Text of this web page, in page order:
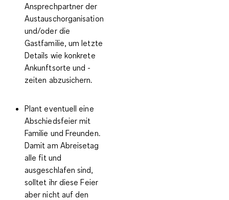
Ansprechpartner der
Austauschorganisation
und/oder die
Gastfamilie, um letzte
Details wie konkrete
Ankunftsorte und -
zeiten abzusichern.
Plant eventuell eine
Abschiedsfeier mit
Familie und Freunden.
Damit am Abreisetag
alle fit und
ausgeschlafen sind,
solltet ihr diese Feier
aber nicht auf den